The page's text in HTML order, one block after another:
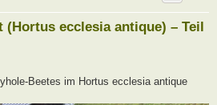
(Hortus ecclesia antique) – Teil
Beetes im Hortus ecclesia antique